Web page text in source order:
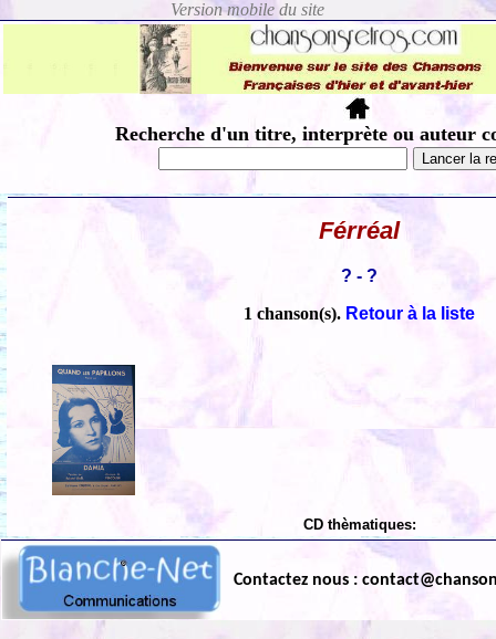
Recherche d'un titre, interprète ou auteur
Férréal
? - ?
1 chanson(s). Retour à la liste
CD thèmatiques:
Contactez nous :